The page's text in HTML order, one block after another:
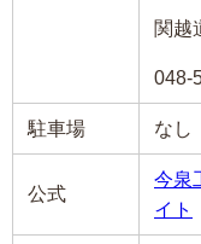
関越
048-
駐車場 なし
公式
今泉
イト